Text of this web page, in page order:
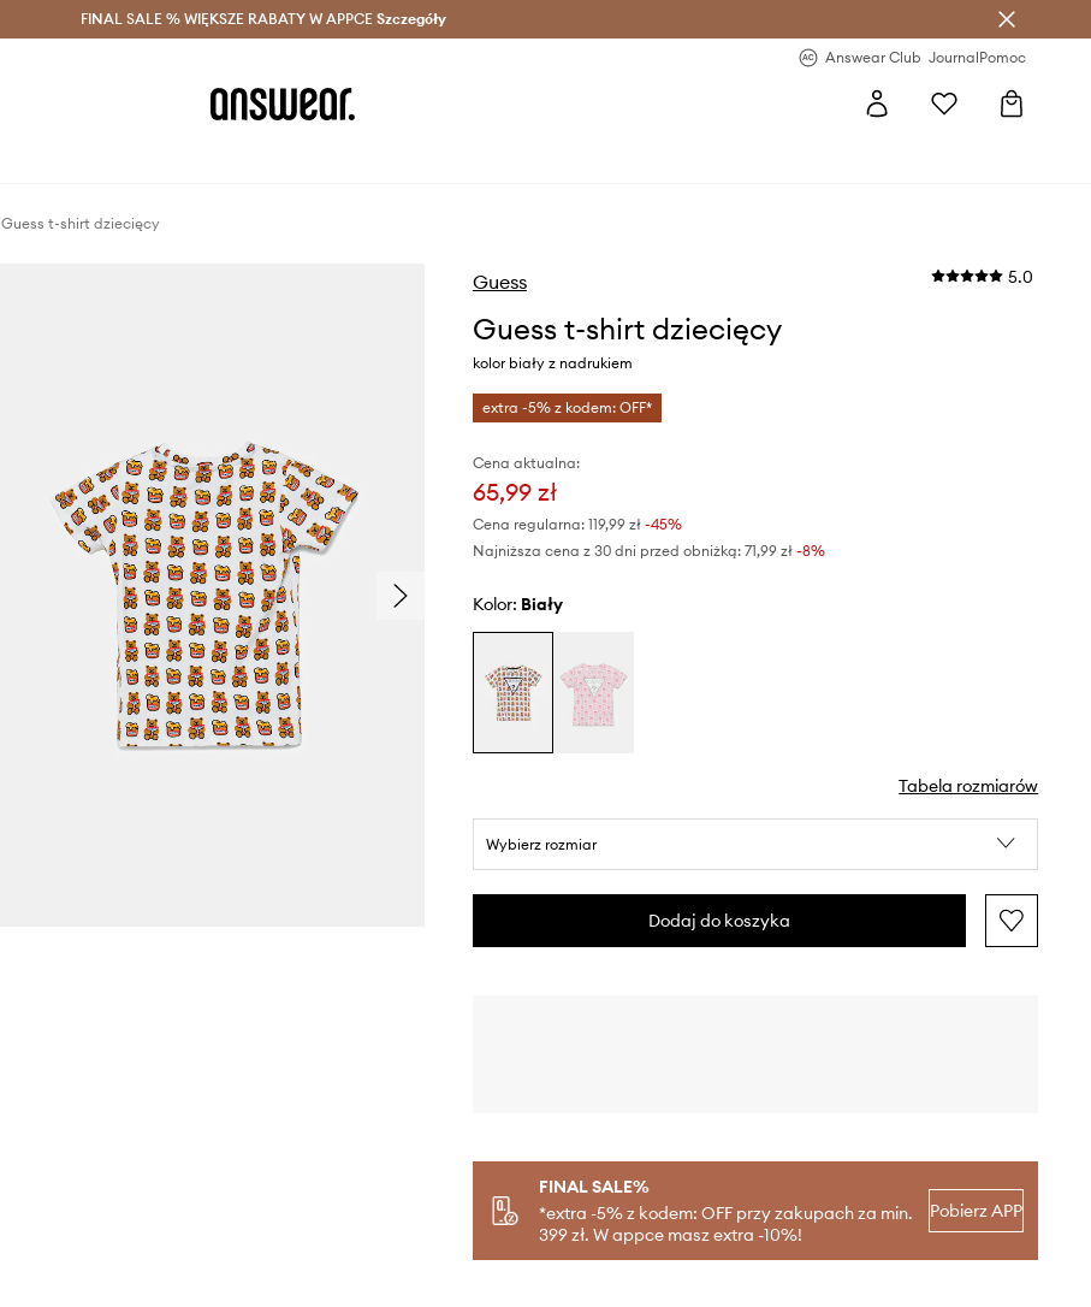
Oszczędzaj z Answear Club > Dostawa nawet w 24h >
FINAL SALE % WIĘKSZE RABATY W APPCE Szczegóły
Answear Club JournalPomoc
Guess t-shirt dziecięcy
Guess 5.0
Guess t-shirt dziecięcy
kolor biały z nadrukiem
extra -5% z kodem: OFF*
Cena aktualna:
65,99 zł
Cena regularna: 119,99 zł-45%
Najniższa cena z 30 dni przed obniżką: 71,99 zł -8%
Kolor: biały
Tabela rozmiarów
Wybierz rozmiar
Dodaj do koszyka
FINAL SALE%
*extra -5% z kodem: OFF przy zakupach za min.
399 zł. W appce masz extra -10%!
Pobierz APP